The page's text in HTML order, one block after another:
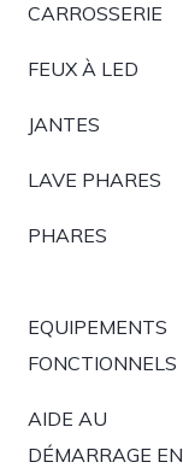
CARROSSERIE
FEUX À LED
JANTES
LAVE PHARES
PHARES
EQUIPEMENTS
FONCTIONNELS
AIDE AU
DÉMARRAGE EN